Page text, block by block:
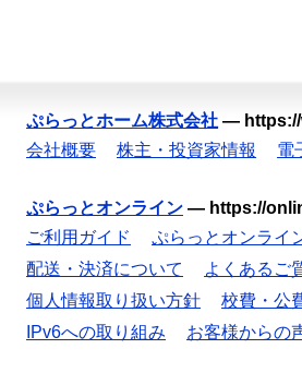
ぷらっとホーム株式会社 —
会社概要
株主・投資家情報 電
ぷらっとオンライン — https://
ご利用ガイド
ぷらっとオンライ
配送・決済について
よくあるご
個人情報取り扱い方針
校費・公
IPv6への取り組み
お客様からの